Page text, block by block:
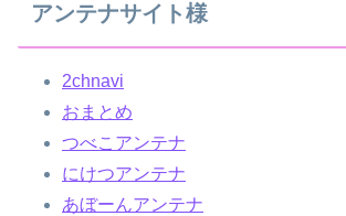
アンテナサイト様
2chnavi
おまとめ
つべこアンテナ
にけつアンテナ
あぼーんアンテナ